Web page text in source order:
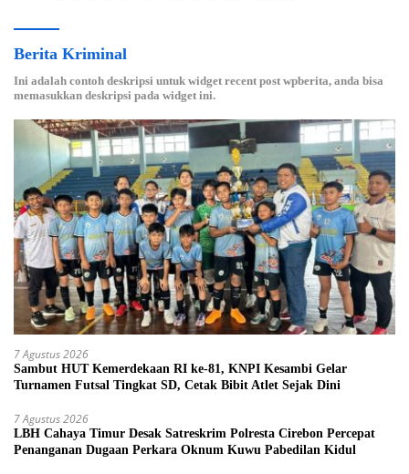
Berita Kriminal
Ini adalah contoh deskripsi untuk widget recent post wpberita, anda bisa
memasukkan deskripsi pada widget ini.
7 Agustus 2026
Sambut HUT Kemerdekaan RI ke-81, KNPI Kesambi Gelar
Turnamen Futsal Tingkat SD, Cetak Bibit Atlet Sejak Dini
7 Agustus 2026
LBH Cahaya Timur Desak Satreskrim Polresta Cirebon Percepat
Penanganan Dugaan Perkara Oknum Kuwu Pabedilan Kidul